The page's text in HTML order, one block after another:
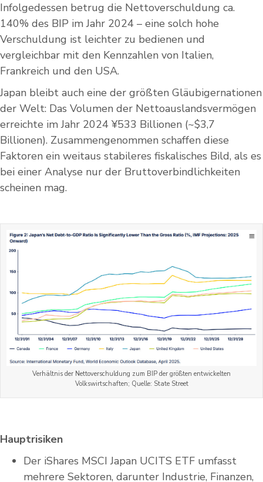
Infolgedessen betrug die Nettoverschuldung ca.
140% des BIP im Jahr 2024 – eine solch hohe
Verschuldung ist leichter zu bedienen und
vergleichbar mit den Kennzahlen von Italien,
Frankreich und den USA.
Japan bleibt auch eine der größten Gläubigernationen
der Welt: Das Volumen der Nettoauslandsvermögen
erreichte im Jahr 2024 ¥533 Billionen (~$3,7
Billionen). Zusammengenommen schaffen diese
Faktoren ein weitaus stabileres fiskalisches Bild, als es
bei einer Analyse nur der Bruttoverbindlichkeiten
scheinen mag.
Verhältnis der Nettoverschuldung zum BIP der größten entwickelten
Volkswirtschaften; Quelle: State Street
Hauptrisiken
Der iShares MSCI Japan UCITS ETF umfasst
mehrere Sektoren, darunter Industrie, Finanzen,